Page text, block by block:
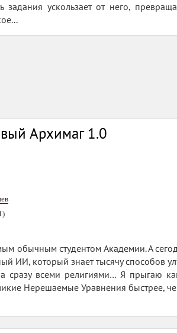
задания ускользает от него,
Архимаг 1.0
обычным студентом Академии. А
ИИ, который знает тысячу способов
сразу всеми религиями… Я прыгаю
Нерешаемые Уравнения быстрее,